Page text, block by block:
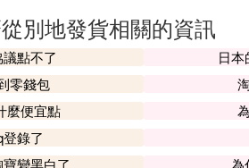
是客服是不給買家確定的。
期間大家對武漢的商品排斥，對
家，通過一件代發以及代理各種
商和商家經營地的不同，只要買
別地發貨相關的資訊
點不了
日
零錢包
麼便宜點
錄了
變黑白了
為